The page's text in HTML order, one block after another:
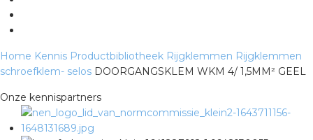
Home Kennis Productbibliotheek Rijgklemmen Rijgklemmen
schroefklem- selos DOORGANGSKLEM WKM 4/ 1,5MM² GEEL
Onze kennispartners
waarde